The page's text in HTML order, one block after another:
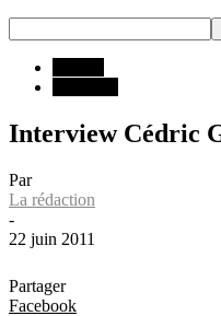
Interview Cédric
Par
La rédaction
-
22 juin 2011
Partager
Facebook